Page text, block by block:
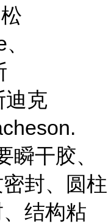
迪克
瞬干胶、
封、圆柱
结构粘